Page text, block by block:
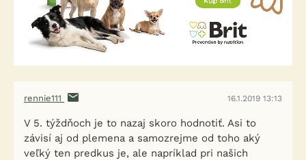
rennie111 16.1.2019 13:13
V 5. týždňoch je to nazaj skoro hodnotiť. Asi to
závisí aj od plemena a samozrejme od toho aký
veľký ten predkus je, ale napríklad pri našich